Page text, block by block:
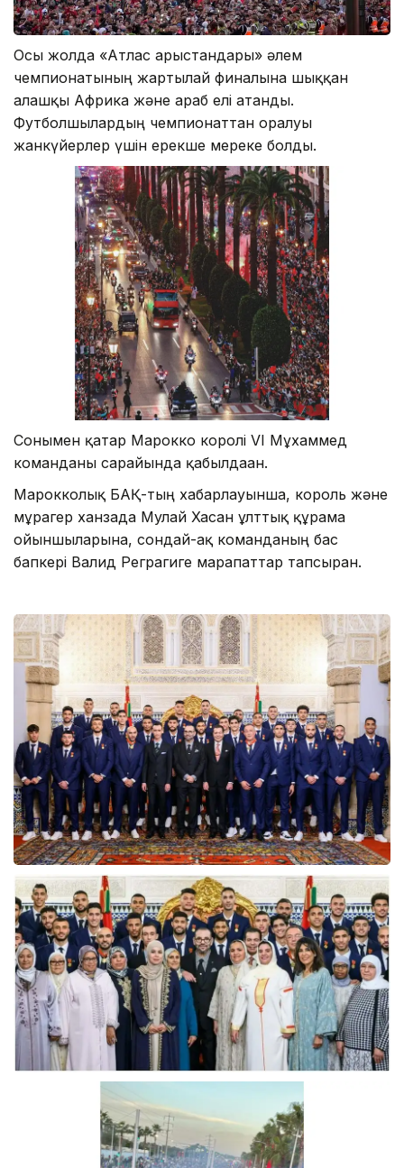
Осы жолда «Атлас арыстандары» әлем
чемпионатының жартылай финалына шыққан
алғашқы Африка және араб елі атанды.
Футболшылардың чемпионаттан оралуы
жанкүйерлер үшін ерекше мереке болды.
Сонымен қатар Марокко королі VI Мұхаммед
команданы сарайында қабылдаған.
Марокколық БАҚ-тың хабарлауынша, король және
мұрагер ханзада Мулай Хасан ұлттық құрама
ойыншыларына, сондай-ақ команданың бас
бапкері Валид Реграгиге марапаттар тапсырған.